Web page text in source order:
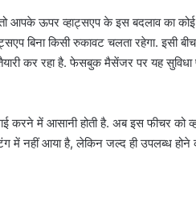
ऊपर व्हाट्सएप के इस बदलाव का कोई
बिना किसी रुकावट चलता रहेगा. इसी
कर रहा है. फेसबुक मैसेंजर पर यह
में आसानी होती है. अब इस फीचर को
में नहीं आया है, लेकिन जल्द ही उपलब्ध